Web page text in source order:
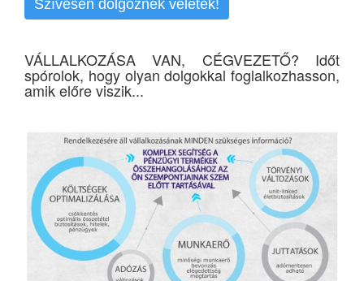
Szívesen dolgoznék veletek!
VÁLLALKOZÁSA VAN, CÉGVEZETŐ? Időt
spórolok, hogy olyan dolgokkal foglalkozhasson,
amik előre viszik...